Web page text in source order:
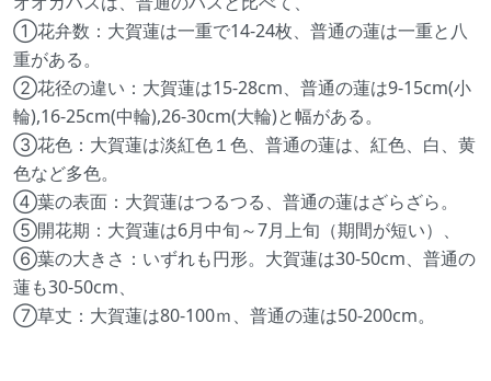
①花弁数：大賀蓮は一重で14-24枚、普通の蓮は一重と八
重がある。
②花径の違い：大賀蓮は15-28cm、普通の蓮は9-15cm(小
輪),16-25cm(中輪),26-30cm(大輪)と幅がある。
③花色：大賀蓮は淡紅色１色、普通の蓮は、紅色、白、黄
色など多色。
④葉の表面：大賀蓮はつるつる、普通の蓮はざらざら。
⑤開花期：大賀蓮は6月中旬～7月上旬（期間が短い）、
⑥葉の大きさ：いずれも円形。大賀蓮は30-50cm、普通の
蓮も30-50cm、
⑦草丈：大賀蓮は80-100ｍ、普通の蓮は50-200cm。